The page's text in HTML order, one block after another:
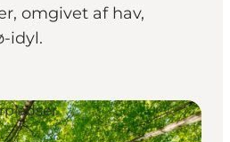
omgivet af hav,
idyl.